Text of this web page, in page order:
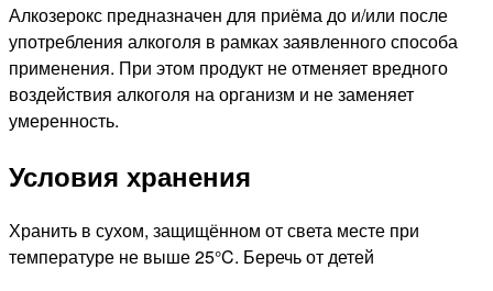
Алкозерокс предназначен для приёма до и/или после
употребления алкоголя в рамках заявленного способа
применения. При этом продукт не отменяет вредного
воздействия алкоголя на организм и не заменяет
умеренность.
Условия хранения
Хранить в сухом, защищённом от света месте при
температуре не выше 25°C. Беречь от детей